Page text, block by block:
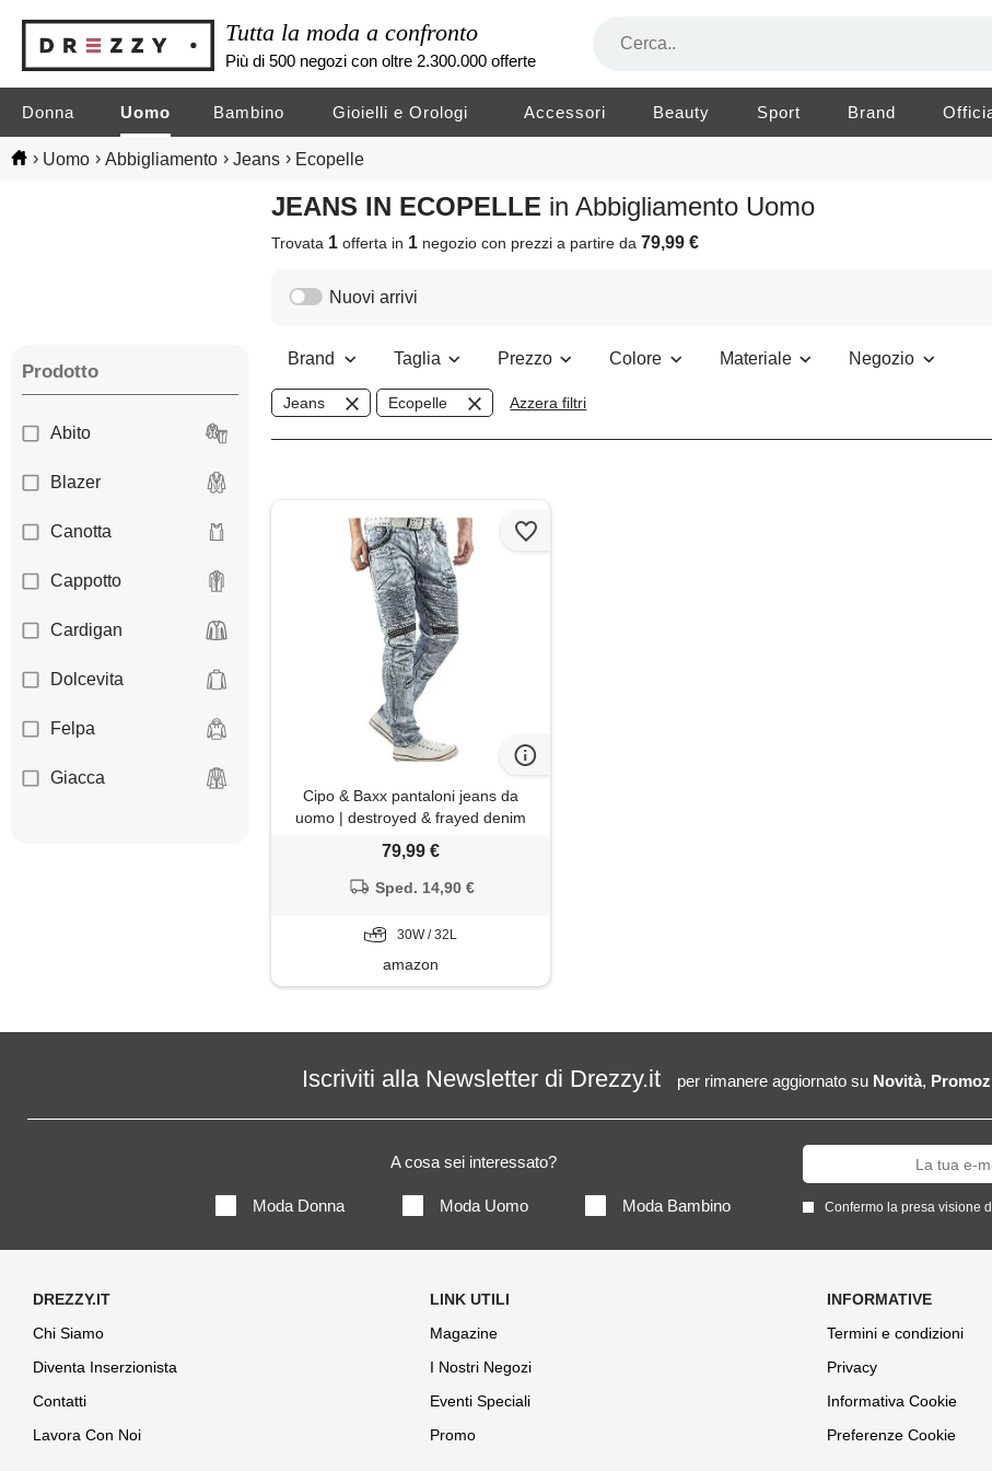
Tutta la moda a confronto
Più di 500 negozi con oltre 2.300.000 offerte
Donna Uomo Bambino Gioielli e Orologi Accessori Beauty Sport Brand
› Uomo › Abbigliamento › Jeans › Ecopelle
JEANS IN ECOPELLE in Abbigliamento Uomo
Trovata 1 offerta in 1 negoziocon prezzi a partire da79,99 €
Prodotto
Abito
Blazer
Canotta
Cappotto
Cardigan
Dolcevita
Felpa
Giacca
Pantaloni
Nuovi arrivi
Brand Taglia Prezzo Colore Materiale Negozio
Jeans Ecopelle Azzera filtri
Cipo & Baxx pantaloni jeans da
uomo | destroyed & frayed denim
con borchie, ecopelle, cuciture
decorative e graffiti | fashion & biker
style, blu-cd529, 30w x 32l
79,99 €
Sped. 14,90 €
30W / 32L
amazon
Iscriviti alla Newsletter di Drezzy.it per rimanere aggiornato su Novità,
A cosa sei interessato?
Moda Donna Moda Uomo Moda Bambino Confermo la presa visione
Chi Siamo
Diventa Inserzionista
Contatti
Lavora Con Noi
Magazine
I Nostri Negozi
Eventi Speciali
Promo
Termini e condizioni
Privacy
Informativa Cookie
Preferenze Cookie